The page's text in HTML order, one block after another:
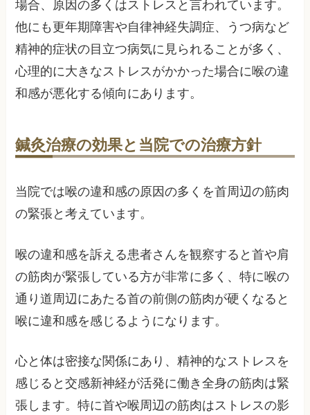
場合、原因の多くはストレスと言われています。
他にも更年期障害や自律神経失調症、うつ病など
精神的症状の目立つ病気に見られることが多く、
心理的に大きなストレスがかかった場合に喉の違
和感が悪化する傾向にあります。
鍼灸治療の効果と当院での治療方針
当院では喉の違和感の原因の多くを首周辺の筋肉
の緊張と考えています。
喉の違和感を訴える患者さんを観察すると首や肩
の筋肉が緊張している方が非常に多く、特に喉の
通り道周辺にあたる首の前側の筋肉が硬くなると
喉に違和感を感じるようになります。
心と体は密接な関係にあり、精神的なストレスを
感じると交感新神経が活発に働き全身の筋肉は緊
張します。特に首や喉周辺の筋肉はストレスの影